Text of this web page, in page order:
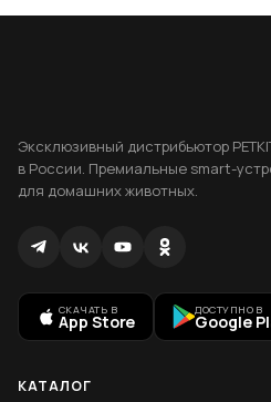
Эксклюзивный дистрибьютор
в России. Премиальные smart-
для домашних животных.
СКАЧАТЬ В
App Store
ДОСТУПНО В
Google
КАТАЛОГ